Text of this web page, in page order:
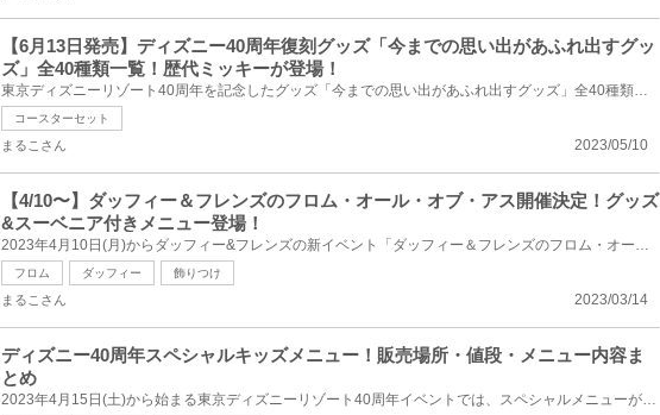
【6月13日発売】ディズニー40周年復刻グッズ「今までの思い出があふれ出すグッ
ズ」全40種類一覧！歴代ミッキーが登場！
東京ディズニーリゾート40周年を記念したグッズ「今までの思い出があふれ出すグッズ」全40種類をご紹介...
コースターセット
2023/05/10
まるこさん
【4/10〜】ダッフィー＆フレンズのフロム・オール・オブ・アス開催決定！グッズ
&スーベニア付きメニュー登場！
2023年4月10日(月)からダッフィー&フレンズの新イベント「ダッフィー＆フレンズのフロム・オール・オブ...
フロム ダッフィー 飾りつけ
2023/03/14
まるこさん
ディズニー40周年スペシャルキッズメニュー！販売場所・値段・メニュー内容ま
とめ
2023年4月15日(土)から始まる東京ディズニーリゾート40周年イベントでは、スペシャルメニューが多数登場...